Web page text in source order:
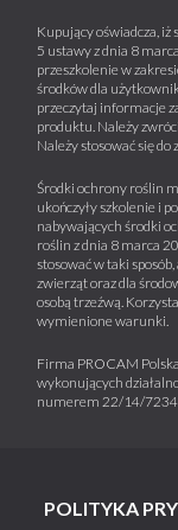
Kupujący oświadcza,
5 ustawy z dnia 8
przeszkolenie w
środków dla
przeczytaj informacje
produktu. Należy
Należy stosować się
Środki ochrony roślin
ukończyły szkolenie i
nabywających środki
roślin z dnia 8 marca
stosować w taki
zwierząt oraz dla
osobą trzeźwą.
wymienione warunki.
Firma PROCAM
wykonujących
numerem 22/14/
POLITYKA